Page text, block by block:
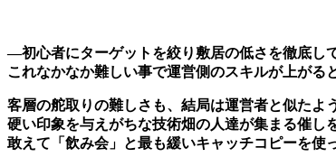
—初心者にターゲットを絞り敷居の低さを徹底し
これなかなか難しい事で運営側のスキルが上がる
客層の舵取りの難しさも、結局は運営者と似たよ
硬い印象を与えがちな技術畑の人達が集まる催しを
敢えて「飲み会」と最も緩いキャッチコピーを使